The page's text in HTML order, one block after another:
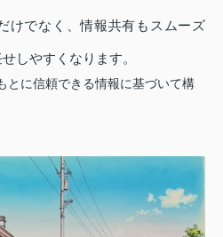
けでなく、情報共有もスムーズ
しやすくなります。
に信頼できる情報に基づいて構